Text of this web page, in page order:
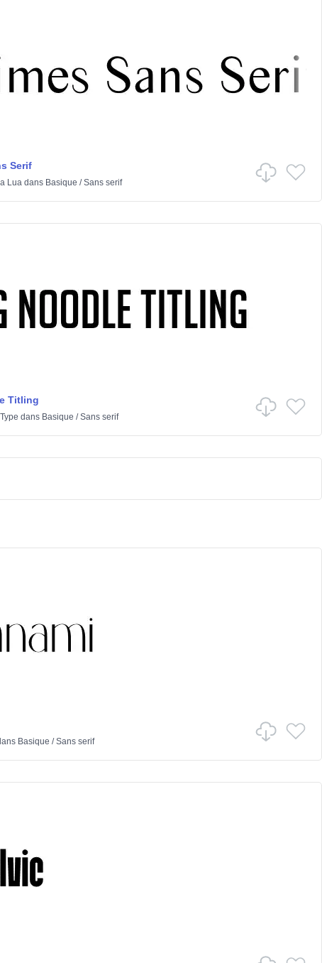
Serif
Luadans Basique /Sans serif
Titling
dans Basique /Sans serif
Basique /Sans serif